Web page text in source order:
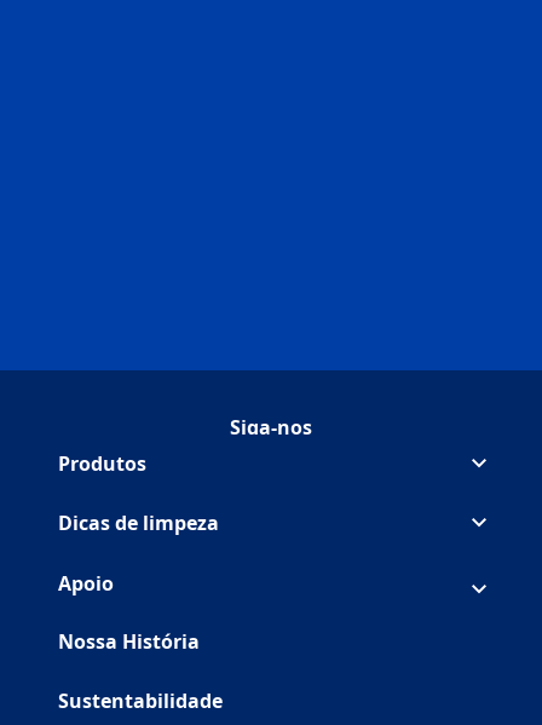
Siga-nos
FollowBrandOn Facebook
(Opens in a new tab)
FollowBrandOn Youtube
(Opens in a new tab)
Produtos
Dicas de limpeza
Apoio
Nossa História
Sustentabilidade